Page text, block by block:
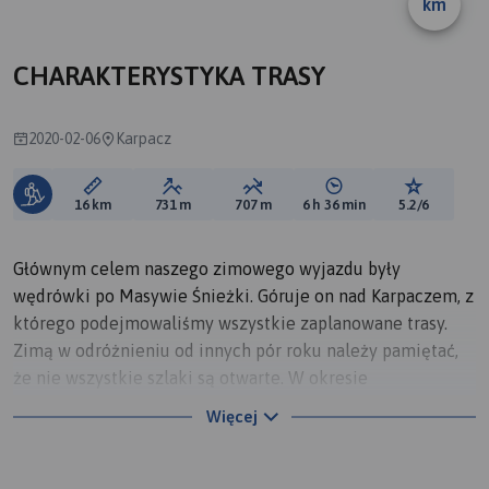
km
CHARAKTERYSTYKA TRASY
2020-02-06 Karpacz
Długość trasy:
16 km Suma przewyższeń:
731 m Suma spadków:
707 m Średni czas potrzebny
6 h 36 min Ocena
5.2/6
Głównym celem naszego zimowego wyjazdu były
wędrówki po Masywie Śnieżki. Góruje on nad Karpaczem, z
którego podejmowaliśmy wszystkie zaplanowane trasy.
Zimą w odróżnieniu od innych pór roku należy pamiętać,
że nie wszystkie szlaki są otwarte. W okresie
wyłączone z ruchu turystycznego, inne wytyczkowane
Więcej